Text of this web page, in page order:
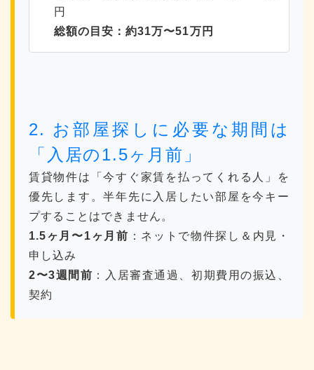
円
総額の目安：約31万〜51万円
2. お部屋探しに必要な期間は
「入居の1.5ヶ月前」
賃貸物件は「今すぐ家賃を払ってくれる人」を
優先します。半年先に入居したい部屋を今キー
プすることはできません。
1.5ヶ月〜1ヶ月前 ：ネットで物件探し＆内見・
申し込み
2〜3週間前 ：入居審査通過、初期費用の振込、
契約